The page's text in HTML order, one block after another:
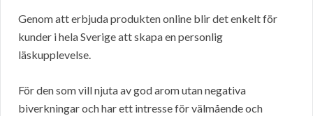
Genom att erbjuda produkten online blir det enkelt för
kunder i hela Sverige att skapa en personlig
läskupplevelse.
För den som vill njuta av god arom utan negativa
biverkningar och har ett intresse för välmående och